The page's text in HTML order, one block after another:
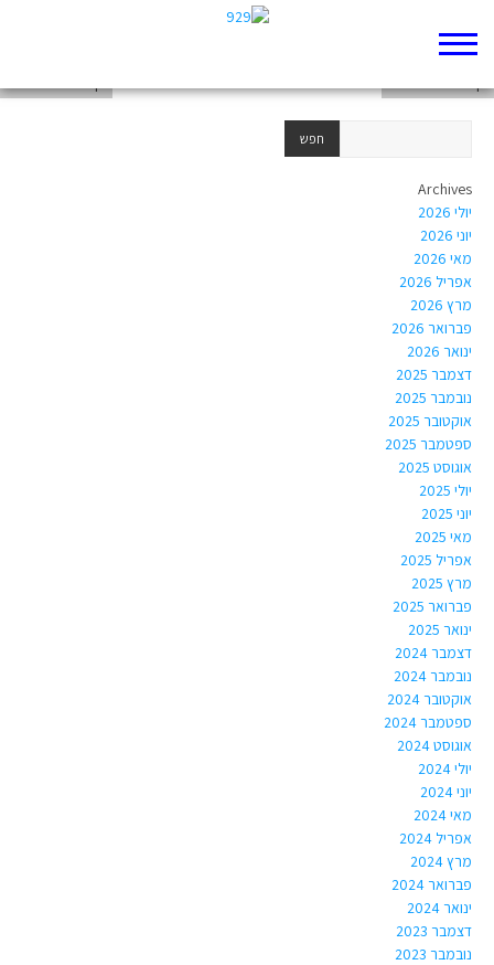
Archives
יולי 2026
יוני 2026
מאי 2026
אפריל 2026
מרץ 2026
פברואר 2026
ינואר 2026
דצמבר 2025
נובמבר 2025
אוקטובר 2025
ספטמבר 2025
אוגוסט 2025
יולי 2025
יוני 2025
מאי 2025
אפריל 2025
מרץ 2025
פברואר 2025
ינואר 2025
דצמבר 2024
נובמבר 2024
אוקטובר 2024
ספטמבר 2024
אוגוסט 2024
יולי 2024
יוני 2024
מאי 2024
אפריל 2024
מרץ 2024
פברואר 2024
ינואר 2024
דצמבר 2023
נובמבר 2023